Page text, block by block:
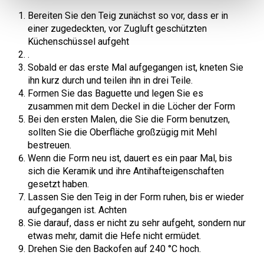
Bereiten Sie den Teig zunächst so vor, dass er in
einer zugedeckten, vor Zugluft geschützten
Küchenschüssel aufgeht
.
Sobald er das erste Mal aufgegangen ist, kneten Sie
ihn kurz durch und teilen ihn in drei Teile.
Formen Sie das Baguette und legen Sie es
zusammen mit dem Deckel in die Löcher der Form
Bei den ersten Malen, die Sie die Form benutzen,
sollten Sie die Oberfläche großzügig mit Mehl
bestreuen.
Wenn die Form neu ist, dauert es ein paar Mal, bis
sich die Keramik und ihre Antihafteigenschaften
gesetzt haben.
Lassen Sie den Teig in der Form ruhen, bis er wieder
aufgegangen ist. Achten
Sie darauf, dass er nicht zu sehr aufgeht, sondern nur
etwas mehr, damit die Hefe nicht ermüdet.
Drehen Sie den Backofen auf 240 °C hoch.